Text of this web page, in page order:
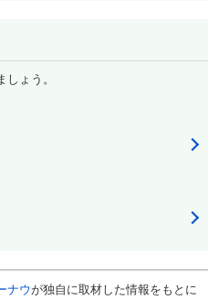
ょう。
ナウが独自に取材した情報をもとに